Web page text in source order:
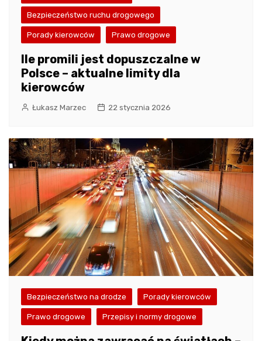
Bezpieczeństwo ruchu drogowego
Porady kierowców Prawo drogowe
Ile promili jest dopuszczalne w
Polsce – aktualne limity dla
kierowców
Łukasz Marzec 22 stycznia 2026
Bezpieczeństwo na drodze Porady kierowców
Prawo drogowe Przepisy i normy drogowe